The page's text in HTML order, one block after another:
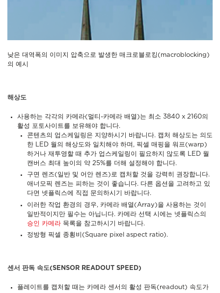
낮은 대역폭의 이미지 압축으로 발생한 매크로블로킹(macroblocking)
의 예시
해상도
사용하는 각각의 카메라(멀티-카메라 배열)는 최소 3840 x 2160의
활성 포토사이트를 보유해야 합니다.
콘텐츠의 업스케일링은 지양하시기 바랍니다. 캡처 해상도는 의도
한 LED 월의 해상도와 일치해야 하며, 픽셀 매핑을 워프(warp)
하거나 재투영할 때 추가 업스케일링이 필요하지 않도록 LED 월
캔버스 최대 높이의 약 25%를 더해 설정해야 합니다.
구면 렌즈(일반 및 어안 렌즈)로 캡처할 것을 강력히 권장합니다.
애너모픽 렌즈는 피하는 것이 좋습니다. 다른 옵션을 고려하고 있
다면 넷플릭스에 직접 문의하시기 바랍니다.
이러한 작업 환경의 경우, 카메라 배열(Array)을 사용하는 것이
일반적이지만 필수는 아닙니다. 카메라 선택 시에는 넷플릭스의
승인 카메라 목록을 참고하시기 바랍니다.
정방형 픽셀 종횡비(Square pixel aspect ratio).
센서 판독 속도(SENSOR READOUT SPEED)
플레이트를 캡처할 때는 카메라 센서의 활성 판독(readout) 속도가